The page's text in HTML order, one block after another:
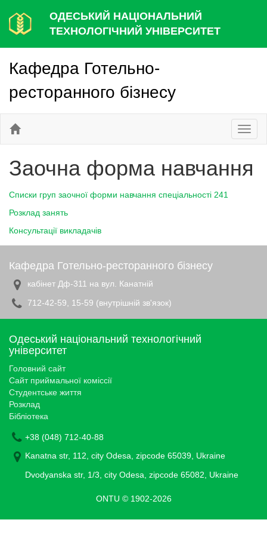
ОДЕСЬКИЙ НАЦІОНАЛЬНИЙ
ТЕХНОЛОГІЧНИЙ УНІВЕРСИТЕТ
Кафедра Готельно-
ресторанного бізнесу
Заочна форма навчання
Списки груп заочної форми навчання спеціальності 241
Розклад занять
Консультації викладачів
Кафедра Готельно-ресторанного бізнесу
кабінет Дф-311 на вул. Канатній
712-42-59, 15-59 (внутрішній зв'язок)
Одеський національний технологічний
університет
Головний сайт
Сайт приймальної коміссії
Студентське життя
Розклад
Бібліотека
+38 (048) 712-40-88
Kanatna str, 112, city Odesa, zipcode 65039, Ukraine
Dvodyanska str, 1/3, city Odesa, zipcode 65082, Ukraine
ONTU © 1902-2026